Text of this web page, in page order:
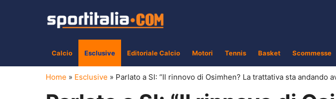
Calcio Esclusive Editoriale Calcio Motori Tennis Basket Scommesse
Home » Esclusive » Parlato a SI: “Il rinnovo di Osimhen? La trattativa sta andando